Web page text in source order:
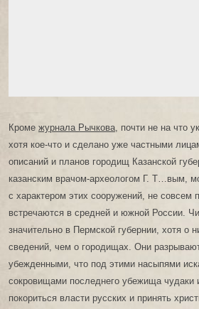
Кроме журнала Рычкова, почти не на что
хотя кое-что и сделано уже частными
описаний и планов городищ Казанской
казанским врачом-археологом Г. Т…вым,
с характером этих сооружений, не совсем
встречаются в средней и южной России.
значительно в Пермской губернии, хотя
сведений, чем о городищах. Они
убежденными, что под этими насыпями
сокровищами последнего убежища чудаки
покориться власти русских и принять